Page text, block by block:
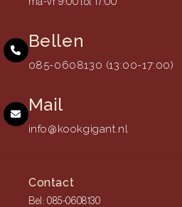
Bellen
085-0608130 (13:00-17:00)
Mail
info@kookgigant.nl
Contact
Bel: 085-0608130